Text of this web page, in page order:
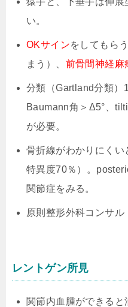
い。
OKサインをしてもら
まう）、 前骨間神経麻
分類（Gartland分類）
Baumann角＞Δ5°、
が必要。
骨折線がわかりにくい
特異度70％）。
関節症をみる。
原則整形外科コンサル
レントゲン所見
関節内血腫ができると